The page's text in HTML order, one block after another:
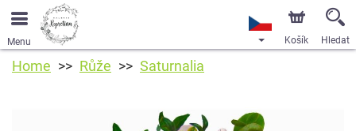
Menu Košík Hledat
Home Růže Saturnalia